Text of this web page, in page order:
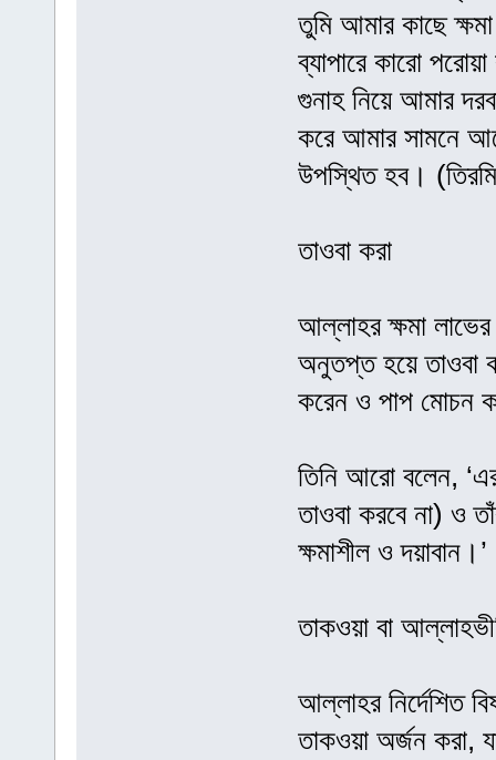
তুমি আমার কাছে
ব্যাপারে কারো
গুনাহ নিয়ে আমার
করে আমার সামনে
উপস্থিত হব।
তাওবা করা
আল্লাহর ক্ষমা
অনুতপ্ত হয়ে তাওবা
করেন ও পাপ মোচন
তিনি আরো বলেন,
তাওবা করবে না) ও
ক্ষমাশীল ও
তাকওয়া বা
আল্লাহর নির্দেশিত
তাকওয়া অর্জন করা,